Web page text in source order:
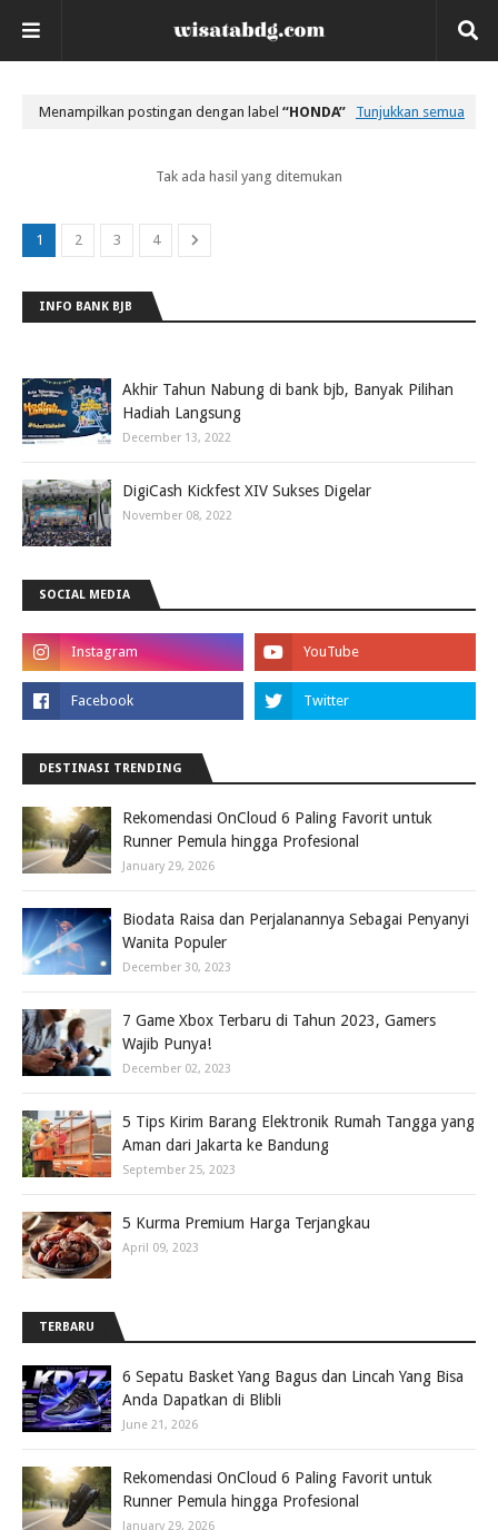
Menampilkan postingan dengan label HONDA Tunjukkan semua
Tak ada hasil yang ditemukan
1 2 3 4
INFO BANK BJB
Akhir Tahun Nabung di bank bjb, Banyak Pilihan
Hadiah Langsung
December 13, 2022
DigiCash Kickfest XIV Sukses Digelar
November 08, 2022
SOCIAL MEDIA
DESTINASI TRENDING
Rekomendasi OnCloud 6 Paling Favorit untuk
Runner Pemula hingga Profesional
January 29, 2026
Biodata Raisa dan Perjalanannya Sebagai Penyanyi
Wanita Populer
December 30, 2023
7 Game Xbox Terbaru di Tahun 2023, Gamers
Wajib Punya!
December 02, 2023
5 Tips Kirim Barang Elektronik Rumah Tangga yang
Aman dari Jakarta ke Bandung
September 25, 2023
5 Kurma Premium Harga Terjangkau
April 09, 2023
TERBARU
6 Sepatu Basket Yang Bagus dan Lincah Yang Bisa
Anda Dapatkan di Blibli
June 21, 2026
Rekomendasi OnCloud 6 Paling Favorit untuk
Runner Pemula hingga Profesional
January 29, 2026